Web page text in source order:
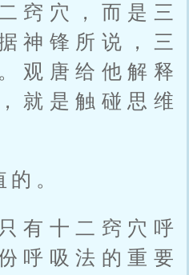
窍穴，而是三
神锋所说，三
观唐给他解释
就是触碰思维
。
有十二窍穴呼
呼吸法的重要